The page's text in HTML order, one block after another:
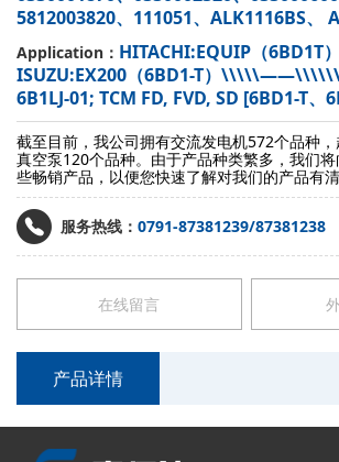
5812003820、111051、ALK1116BS、
Application： HITACHI:EQUIP（
ISUZU:EX200（6BD1-T）\\\\\——\\\\\\
6B1LJ-01; TCM FD, FVD, SD [6BD1-T、
截至目前，我公司拥有交流发电机572个品种，
真空泵120个品种。由于产品种类繁多，我们
些畅销产品，以便您快速了解对我们的产品有清
服务热线： 0791-87381239/87381238
在线留言
产品详情